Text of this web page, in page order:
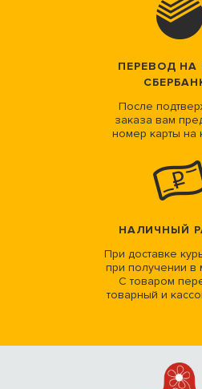
ПЕРЕВОД НА
После
заказа вам
номер карты на
НАЛИЧНЫЙ
При доставке
при получении в
С товаром
товарный и